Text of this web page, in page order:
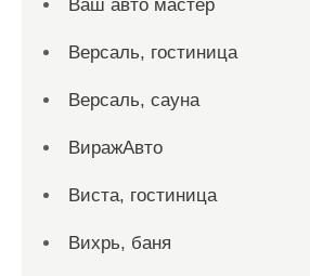
Ваш авто мастер
Версаль, гостиница
Версаль, сауна
ВиражАвто
Виста, гостиница
Вихрь, баня